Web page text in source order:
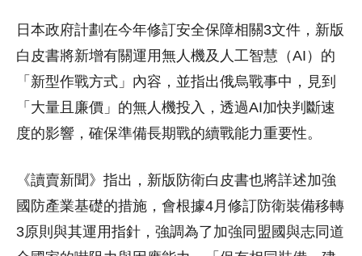
日本政府計劃在今年修訂安全保障相關3文件，新版
白皮書將新增有關運用無人機及人工智慧（AI）的
「新型作戰方式」內容，並指出俄烏戰事中，見到
「大量且廉價」的無人機投入，透過AI加快判斷速
度的影響，確保準備長期戰的續戰能力重要性。
《讀賣新聞》指出，新版防衛白皮書也將詳述加強
國防產業基礎的措施，會根據4月修訂防衛裝備移轉
3原則與其運用指針，強調為了加強同盟國與志同道